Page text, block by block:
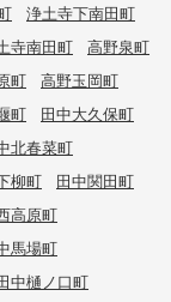
浄土寺下南田町
寺南田町
高野泉町
町
高野玉岡町
町
田中大久保町
北春菜町
柳町
田中関田町
高原町
馬場町
中樋ノ口町